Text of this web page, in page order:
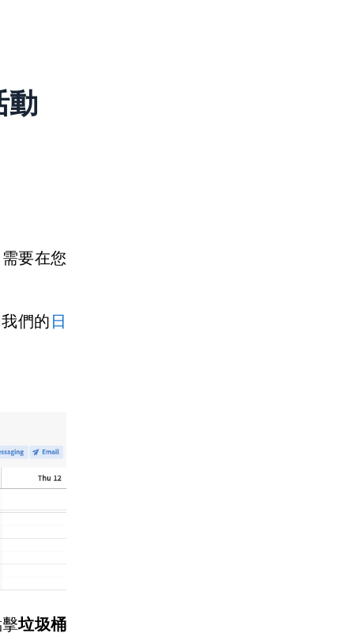
翻譯可能產生不正確或不明確的文字，編輯審稿時會盡速修
動
要在您
們的 日
垃圾桶